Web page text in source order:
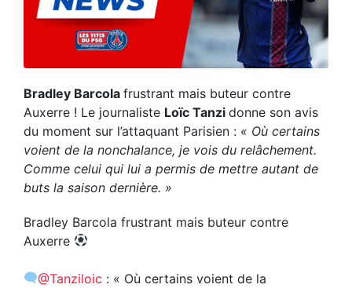
Bradley Barcola frustrant mais buteur contre
Auxerre ! Le journaliste Loïc Tanzi donne son avis
du moment sur l’attaquant Parisien : « Où certains
voient de la nonchalance, je vois du relâchement.
Comme celui qui lui a permis de mettre autant de
buts la saison dernière. »
Bradley Barcola frustrant mais buteur contre
Auxerre
@Tanziloic : « Où certains voient de la